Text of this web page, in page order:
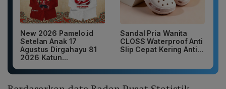
New 2026 Pamelo.id
Setelan Anak 17
Agustus Dirgahayu 81
2026 Katun...
Sandal Pria Wanita
CLOSS Waterproof Anti
Slip Cepat Kering Anti...